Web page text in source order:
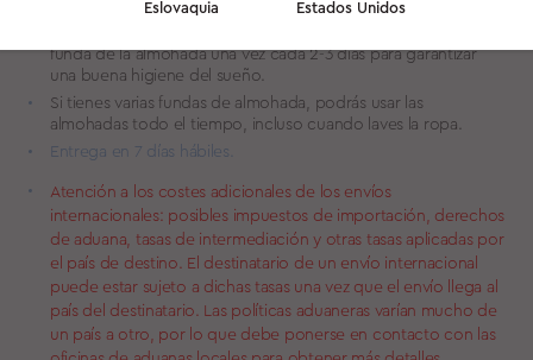
efectos beneficiosos para la piel.
funda de la almohada una vez cada 2-3 días para garantizar
una buena higiene del sueño.
Si tienes varias fundas de almohada, podrás usar las
almohadas todo el tiempo, incluso cuando laves la ropa.
Entrega en 7 días hábiles.
Atención a los costes adicionales de los envíos
internacionales: posibles impuestos de importación, derechos
de aduana, tasas de intermediación y otras tasas aplicadas por
el país de destino. El destinatario de un envío internacional
puede estar sujeto a dichas tasas una vez que el envío llega al
país del destinatario. Las políticas aduaneras varían mucho de
un país a otro, por lo que debe ponerse en contacto con las
Eslovaquia Estados Unidos